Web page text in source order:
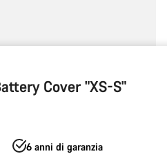
Cover "XS-S"
6 anni di garanzia